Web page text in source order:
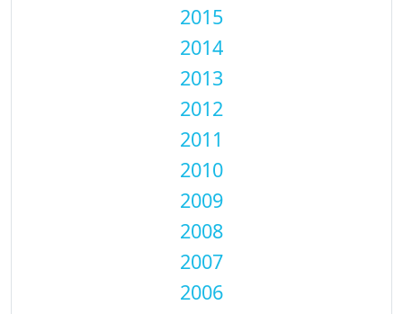
2015
2014
2013
2012
2011
2010
2009
2008
2007
2006